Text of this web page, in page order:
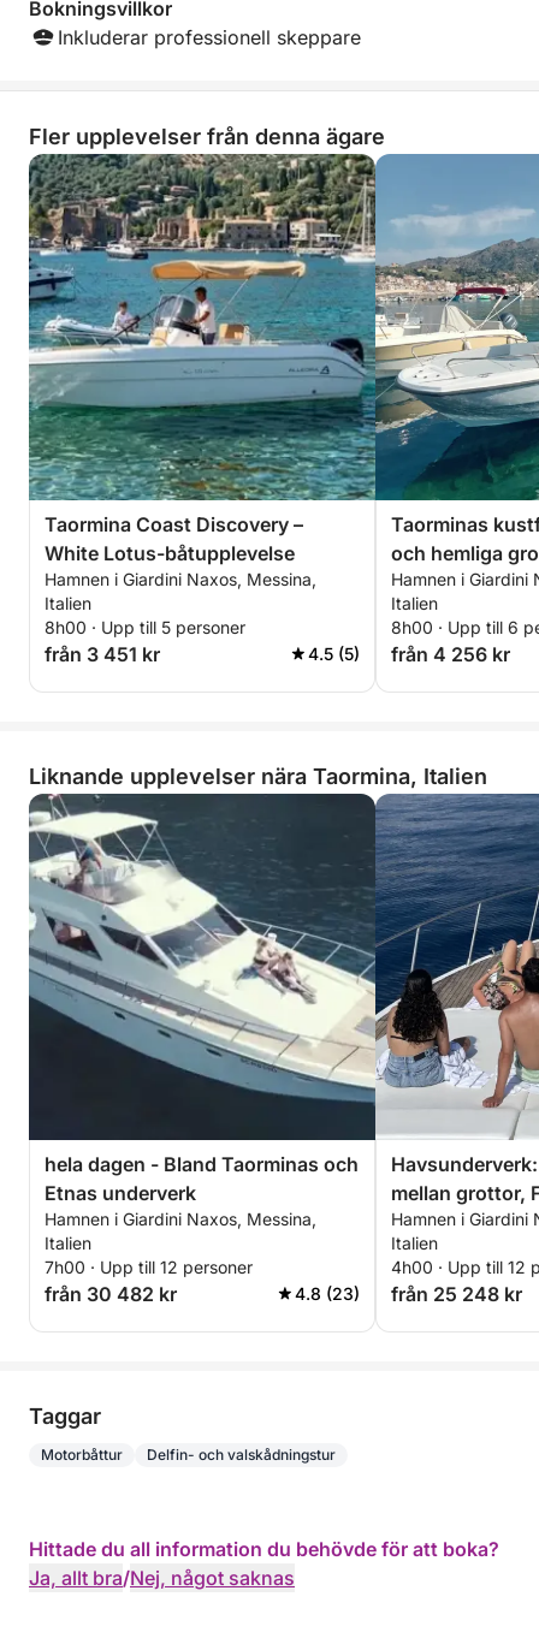
Bokningsvillkor
Inkluderar professionell skeppare
Fler upplevelser från denna ägare
Taormina Coast Discovery –
White Lotus-båtupplevelse
Hamnen i Giardini Naxos, Messina,
Italien
8h00 · Upp till 5 personer
från 3 451 kr 4.5 (5)
Taorminas
och hemliga
Hamnen i Giardini
Italien
8h00 · Upp till 6
från 4 256 kr
Liknande upplevelser nära Taormina, Italien
hela dagen - Bland Taorminas och
Etnas underverk
Hamnen i Giardini Naxos, Messina,
Italien
7h00 · Upp till 12 personer
från 30 482 kr 4.8 (23)
mellan grottor,
snorkling i
Hamnen i Giardini
Italien
4h00 · Upp till 12
från 25 248 kr
Taggar
Motorbåttur Delfin- och valskådningstur
Hittade du all information du behövde för att boka?
Ja, allt bra/Nej, något saknas